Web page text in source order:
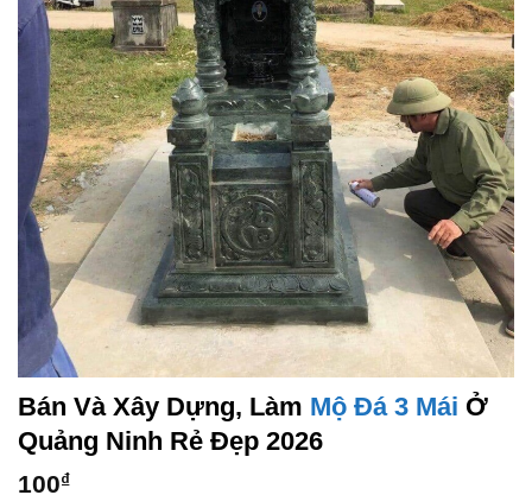
Bán Và Xây Dựng, Làm Mộ Đá 3 Mái Ở
Quảng Ninh Rẻ Đẹp 2026
100₫